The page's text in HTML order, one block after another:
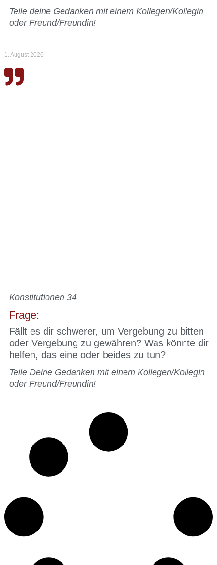
Teile deine Gedanken mit einem Kollegen/Kollegin
oder Freund/Freundin!
1. August 2026
Konstitutionen 34
Frage:
Fällt es dir schwerer, um Vergebung zu bitten
oder Vergebung zu gewähren? Was könnte dir
helfen, das eine oder beides zu tun?
Teile Deine Gedanken mit einem Kollegen/Kollegin
oder Freund/Freundin!